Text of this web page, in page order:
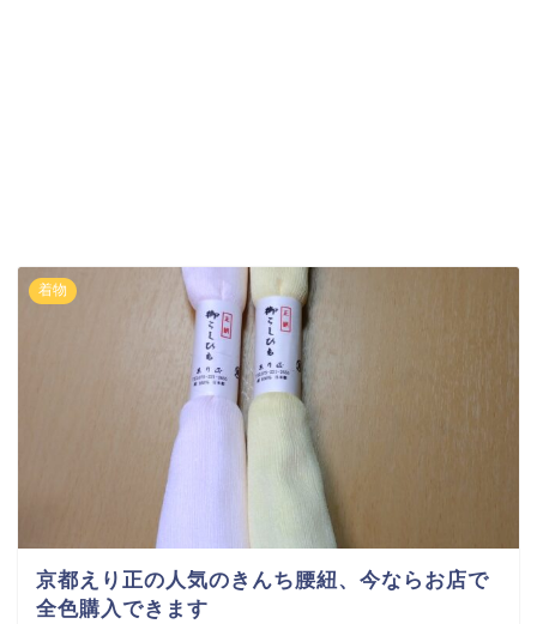
着物
京都えり正の人気のきんち腰紐、今ならお店で
全色購入できます